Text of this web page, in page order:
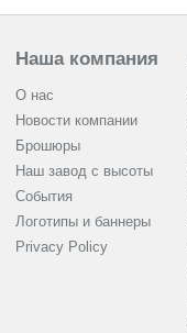
Наша компания
О нас
Новости компании
Брошюры
Наш завод с высоты
События
Логотипы и баннеры
Privacy Policy